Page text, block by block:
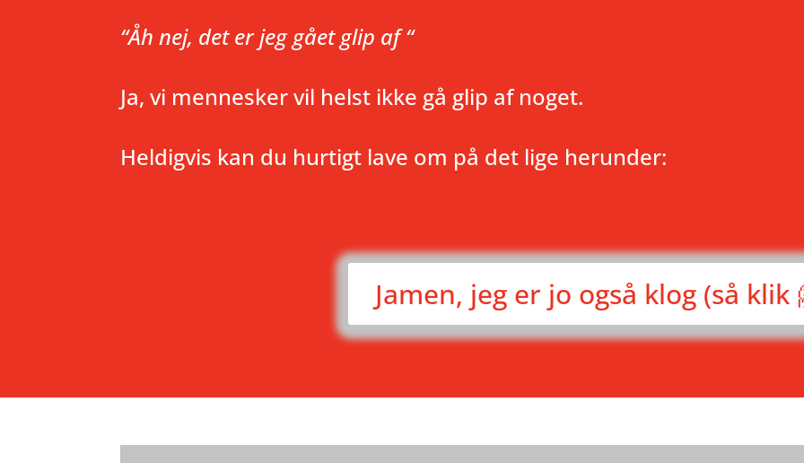
“Åh nej, det er jeg gået glip af “
Ja, vi mennesker vil helst ikke gå glip af noget.
Heldigvis kan du hurtigt lave om på det lige herunder:
Jamen, jeg er jo også klog (så klik